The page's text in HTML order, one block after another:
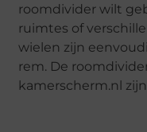
roomdivider wilt
ruimtes of
wielen zijn
rem. De
kamerscherm.nl